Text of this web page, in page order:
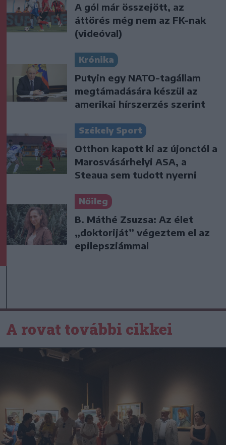
A gól már összejött, az
áttörés még nem az FK-nak
(videóval)
Krónika
Putyin egy NATO-tagállam
megtámadására készül az
amerikai hírszerzés szerint
Székely Sport
Otthon kapott ki az újonctól a
Marosvásárhelyi ASA, a
Steaua sem tudott nyerni
Nőileg
B. Máthé Zsuzsa: Az élet
„doktoriját” végeztem el az
epilepsziámmal
A rovat további cikkei